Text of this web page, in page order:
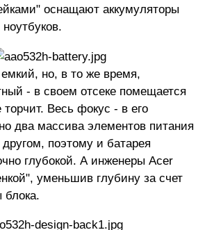
оснащают аккумуляторы
но, в то же время,
- в своем отсеке помещается
Весь фокус - в его
два массива элементов питания
поэтому и батарея
глубокой. А инженеры Acer
уменьшив глубину за счет
блока.